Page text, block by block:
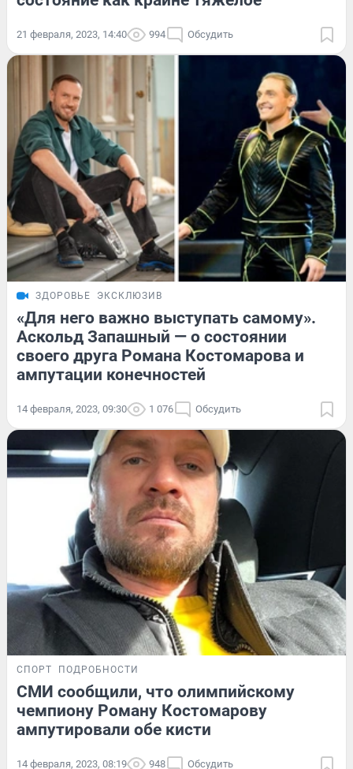
21 февраля, 2023, 14:40 994 Обсудить
ЗДОРОВЬЕ ЭКСКЛЮЗИВ
«Для него важно выступать самому».
Аскольд Запашный — о состоянии
своего друга Романа Костомарова и
ампутации конечностей
14 февраля, 2023, 09:30 1 076 Обсудить
СПОРТ ПОДРОБНОСТИ
СМИ сообщили, что олимпийскому
чемпиону Роману Костомарову
ампутировали обе кисти
14 февраля, 2023, 08:19 948 Обсудить